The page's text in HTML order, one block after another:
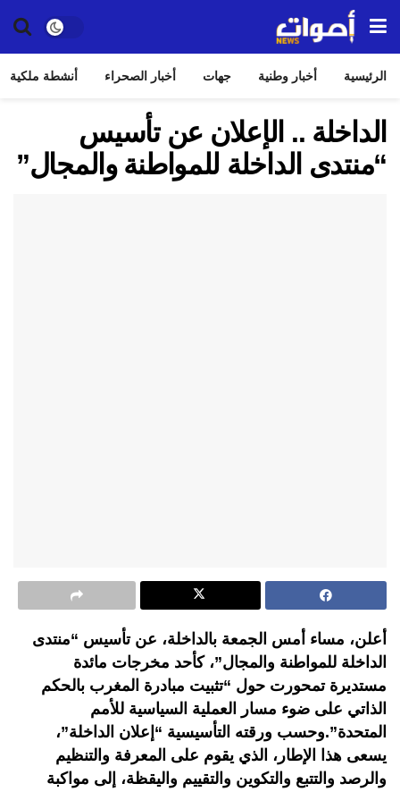
الرئيسية أخبار وطنية جهات أخبار الصحراء أنشطة ملكية
الداخلة .. الإعلان عن تأسيس
“منتدى الداخلة للمواطنة والمجال”
أعلن، مساء أمس الجمعة بالداخلة، عن تأسيس “منتدى
الداخلة للمواطنة والمجال”، كأحد مخرجات مائدة
مستديرة تمحورت حول “تثبيت مبادرة المغرب بالحكم
الذاتي على ضوء مسار العملية السياسية للأمم
المتحدة”.وحسب ورقته التأسيسية “إعلان الداخلة”،
يسعى هذا الإطار، الذي يقوم على المعرفة والتنظيم
والرصد والتتبع والتكوين والتقييم واليقظة، إلى مواكبة